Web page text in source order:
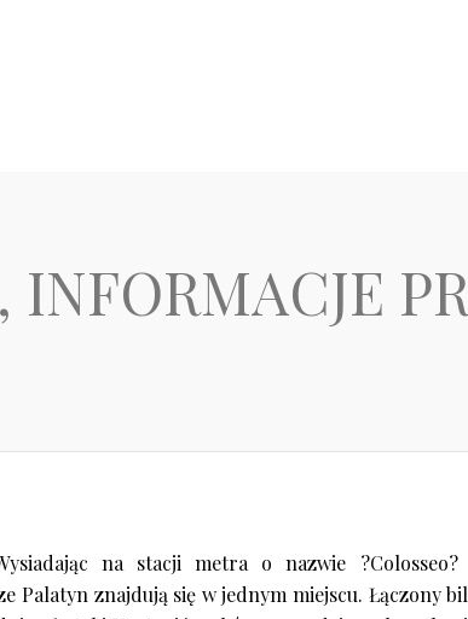
na stacji metra o nazwie
znajdują się w jednym miejscu. Łączony